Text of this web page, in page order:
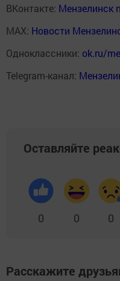
ВКонтакте: Мензелинск
MAX: Новости
Одноклассники: ok.ru/
Telegram-канал:
Оставляйте
0 0 0
Расскажите